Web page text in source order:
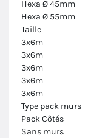
Hexa Ø 45mm
Hexa Ø 55mm
Taille
3x6m
3x6m
3x6m
3x6m
3x6m
Type pack murs
Pack Côtés
Sans murs